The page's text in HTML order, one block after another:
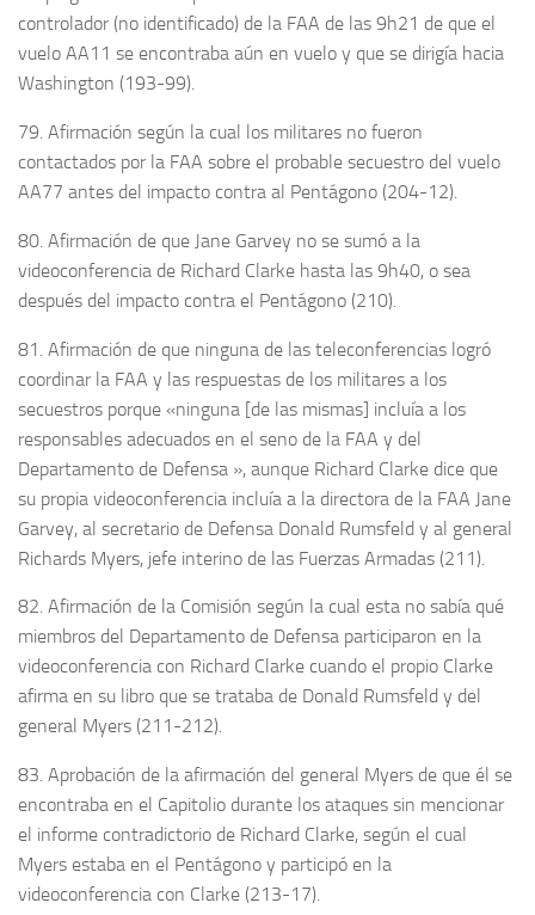
controlador (no identificado) de la FAA de las 9h21 de que el
vuelo AA11 se encontraba aún en vuelo y que se dirigía hacia
Washington (193-99).
79. Afirmación según la cual los militares no fueron
contactados por la FAA sobre el probable secuestro del vuelo
AA77 antes del impacto contra al Pentágono (204-12).
80. Afirmación de que Jane Garvey no se sumó a la
videoconferencia de Richard Clarke hasta las 9h40, o sea
después del impacto contra el Pentágono (210).
81. Afirmación de que ninguna de las teleconferencias logró
coordinar la FAA y las respuestas de los militares a los
secuestros porque «ninguna [de las mismas] incluía a los
responsables adecuados en el seno de la FAA y del
Departamento de Defensa », aunque Richard Clarke dice que
su propia videoconferencia incluía a la directora de la FAA Jane
Garvey, al secretario de Defensa Donald Rumsfeld y al general
Richards Myers, jefe interino de las Fuerzas Armadas (211).
82. Afirmación de la Comisión según la cual esta no sabía qué
miembros del Departamento de Defensa participaron en la
videoconferencia con Richard Clarke cuando el propio Clarke
afirma en su libro que se trataba de Donald Rumsfeld y del
general Myers (211-212).
83. Aprobación de la afirmación del general Myers de que él se
encontraba en el Capitolio durante los ataques sin mencionar
el informe contradictorio de Richard Clarke, según el cual
Myers estaba en el Pentágono y participó en la
videoconferencia con Clarke (213-17).